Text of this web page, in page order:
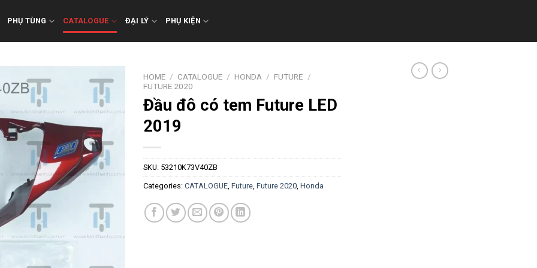
PHỤ TÙNG CATALOGUE ĐẠI LÝ PHỤ KIỆN
HOME / CATALOGUE / HONDA / FUTURE /
FUTURE 2020
Đầu đô có tem Future LED
2019
SKU: 53210K73V40ZB
Categories: CATALOGUE Future Future 2020 Honda